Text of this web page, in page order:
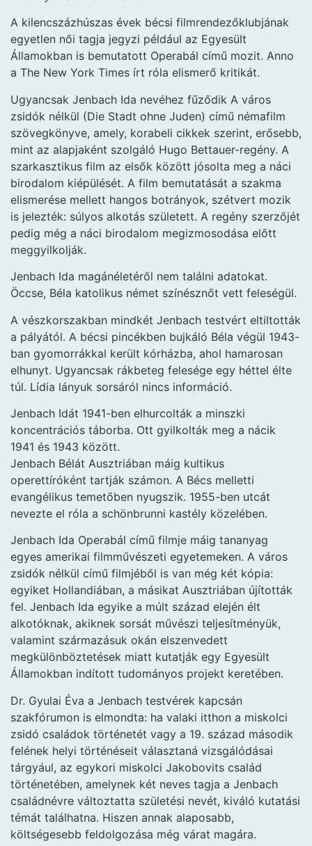
A kilencszázhúszas évek bécsi filmrendezőklubjának
egyetlen női tagja jegyzi például az Egyesült
Államokban is bemutatott Operabál című mozit. Anno
a The New York Times írt róla elismerő kritikát.
Ugyancsak Jenbach Ida nevéhez fűződik A város
zsidók nélkül (Die Stadt ohne Juden) című némafilm
szövegkönyve, amely, korabeli cikkek szerint, erősebb,
mint az alapjaként szolgáló Hugo Bettauer-regény. A
szarkasztikus film az elsők között jósolta meg a náci
birodalom kiépülését. A film bemutatását a szakma
elismerése mellett hangos botrányok, szétvert mozik
is jelezték: súlyos alkotás született. A regény szerzőjét
pedig még a náci birodalom megizmosodása előtt
meggyilkolják.
Jenbach Ida magánéletéről nem találni adatokat.
Öccse, Béla katolikus német színésznőt vett feleségül.
A vészkorszakban mindkét Jenbach testvért eltiltották
a pályától. A bécsi pincékben bujkáló Béla végül 1943-
ban gyomorrákkal került kórházba, ahol hamarosan
elhunyt. Ugyancsak rákbeteg felesége egy héttel élte
túl. Lídia lányuk sorsáról nincs információ.
Jenbach Idát 1941-ben elhurcolták a minszki
koncentrációs táborba. Ott gyilkolták meg a nácik
1941 és 1943 között.
Jenbach Bélát Ausztriában máig kultikus
operettíróként tartják számon. A Bécs melletti
evangélikus temetőben nyugszik. 1955-ben utcát
nevezte el róla a schönbrunni kastély közelében.
Jenbach Ida Operabál című filmje máig tananyag
egyes amerikai filmművészeti egyetemeken. A város
zsidók nélkül című filmjéből is van még két kópia:
egyiket Hollandiában, a másikat Ausztriában újították
fel. Jenbach Ida egyike a múlt század elején élt
alkotóknak, akiknek sorsát művészi teljesítményük,
valamint származásuk okán elszenvedett
megkülönböztetések miatt kutatják egy Egyesült
Államokban indított tudományos projekt keretében.
Dr. Gyulai Éva a Jenbach testvérek kapcsán
szakfórumon is elmondta: ha valaki itthon a miskolci
zsidó családok történetét vagy a 19. század második
felének helyi történéseit választaná vizsgálódásai
tárgyául, az egykori miskolci Jakobovits család
történetében, amelynek két neves tagja a Jenbach
családnévre változtatta születési nevét, kiváló kutatási
témát találhatna. Hiszen annak alaposabb,
költségesebb feldolgozása még várat magára.